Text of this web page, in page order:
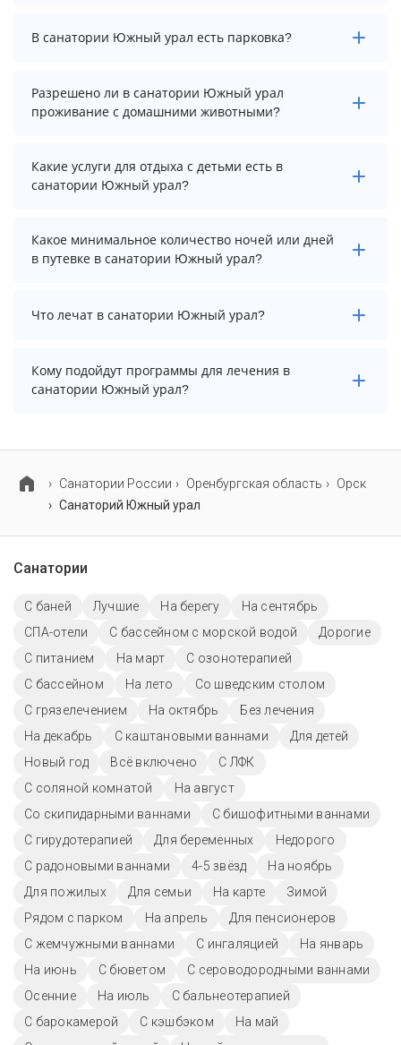
Да. Всего на территории санатория Южный урал
бассейнов: 2. А именно: крытый бассейн, крытый
Вы можете уточнить по телефону у менеджера.
В санатории Южный урал есть парковка?
В санатории Южный урал нет парковки.
Разрешено ли в санатории Южный урал
проживание с домашними животными?
Проживание с домашними животными запрещено.
Какие услуги для отдыха с детьми есть в
санатории Южный урал?
Для детей в санатории Южный урал работает
анимационный персонал, детская площадка и
Какое минимальное количество ночей или дней
в путевке в санатории Южный урал?
Минимальный срок путевки зависит от выбранного
тарифа. Для тарифа с лечением рекомендуем
Что лечат в санатории Южный урал?
Основные профили лечения в санатории: опорно-
двигательный аппарат, реабилитация после covid-19
Кому подойдут программы для лечения в
санатории Южный урал?
беременных, взрослых, детей и пенсионеров.
Cанатории России Оренбургская область
Орск
Санаторий Южный урал
Санатории
С баней Лучшие На берегу
На сентябрь
СПА-отели
С бассейном с морской водой
Дорогие
С питанием
На март
С озонотерапией
C бассейном
На лето
Со шведским столом
С грязелечением
На октябрь
Без лечения
На декабрь
С каштановыми ваннами
Для детей
Новый год
Всё включено
С ЛФК
С соляной комнатой
На август
Со скипидарными ваннами
С бишофитными ваннами
С гирудотерапией
Для беременных
Недорого
С радоновыми ваннами
4-5 звёзд
На ноябрь
Для пожилых
Для семьи На карте
Зимой
Рядом с парком
На апрель
Для пенсионеров
С жемчужными ваннами
С ингаляцией
На январь
На июнь
С бюветом
С сероводородными ваннами
Осенние
На июль
С бальнеотерапией
С барокамерой
С кэшбэком
На май